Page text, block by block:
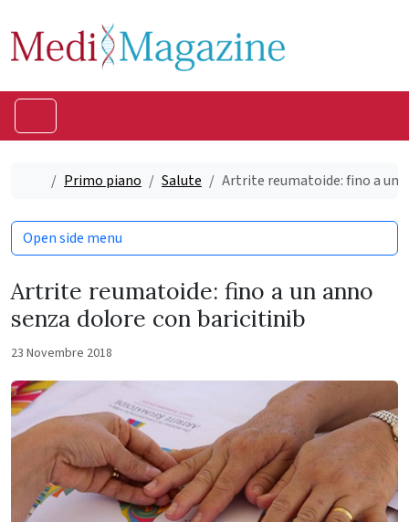
HomePrimo piano Salute Artrite reumatoide: fino a un
Artrite reumatoide: fino a un anno
senza dolore con baricitinib
23 Novembre 2018
Open side menu